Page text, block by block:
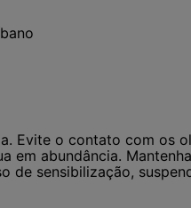
Evite o contato com os
em abundância.
de sensibilização,